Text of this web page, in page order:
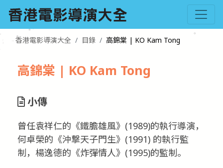
香港電影導演大全 目錄 高錦棠 | KO Kam Tong
高錦棠 | KO Kam Tong
小傳
曾任袁祥仁的《鐵膽雄風》(1989)的執行導演，
何卓榮的《沖撃天子門生》(1991) 的執行監
制，楊逸德的《炸彈情人》(1995)的監制。